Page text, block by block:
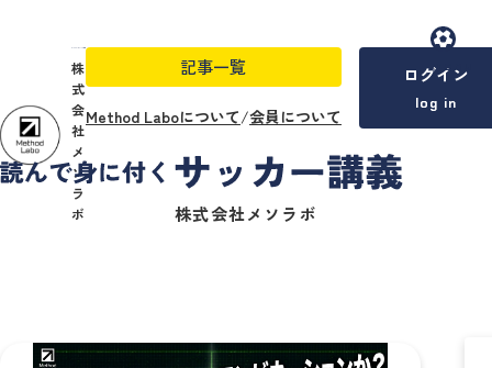
株
式
会
社
メ
ソ
ラ
ボ
記事一覧
Method Laboについて/会員について
ログイン
log in
株式会社メソラボ
menu